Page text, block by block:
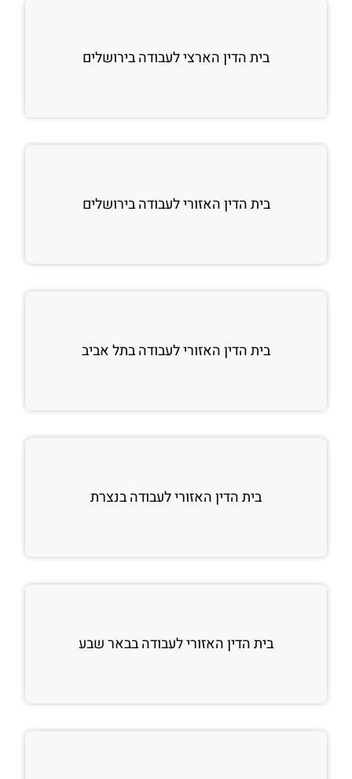
בית הדין הארצי לעבודה בירושלים
בית הדין האזורי לעבודה בירושלים
בית הדין האזורי לעבודה בתל אביב
בית הדין האזורי לעבודה בנצרת
בית הדין האזורי לעבודה בבאר שבע